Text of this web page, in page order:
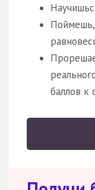
баллов к